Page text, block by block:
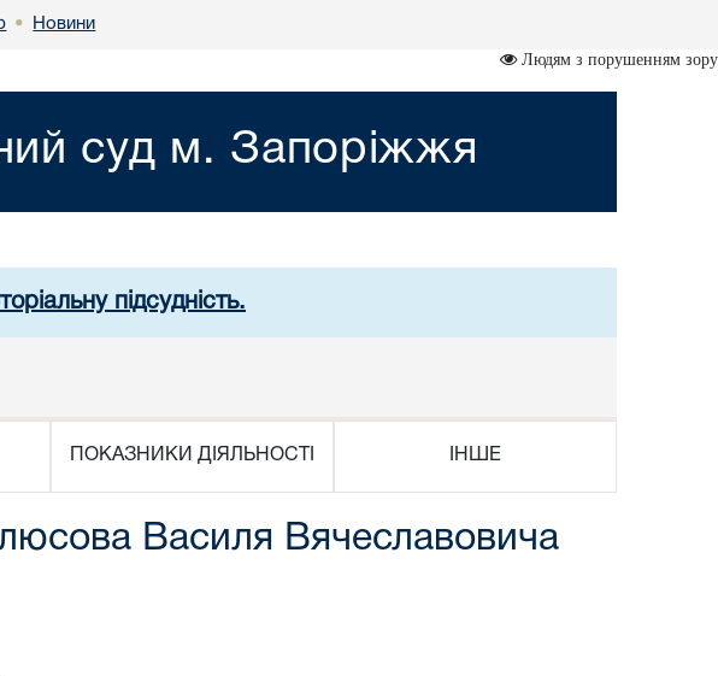
• Новини
Людям з порушенням зору
суд м. Запоріжжя
підсудність.
ПОКАЗНИКИ ДІЯЛЬНОСТІ ІНШЕ
Василя Вячеславовича